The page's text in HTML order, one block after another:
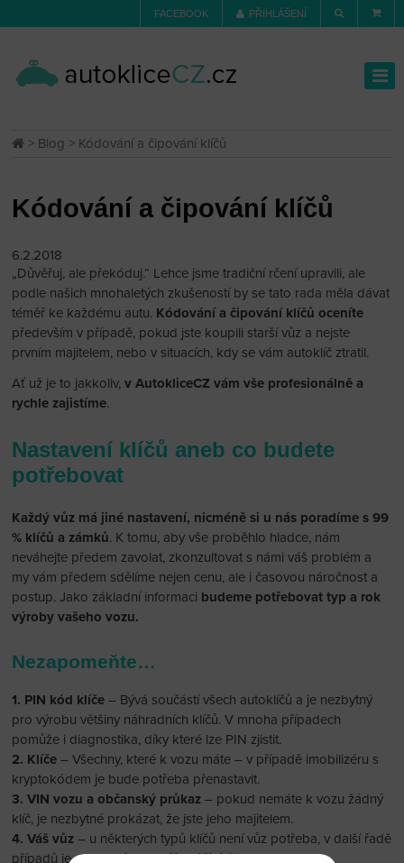
FACEBOOK PŘIHLÁŠENÍ
> Blog > Kódování a čipování klíčů
Kódování a čipování klíčů
6.2.2018
„Důvěřuj, ale překóduj.“ Lehce jsme tradiční rčení upravili, ale
podle našich mnohaletých zkušeností by se tato rada měla dávat
téměř ke každému autu. Kódování a čipování klíčů oceníte
především v případě, pokud jste koupili starší vůz a nejste
prvním majitelem, nebo v situacích, kdy se vám autoklíč ztratil.
Ať už je to jakkoliv, v AutokliceCZ vám vše profesionálně a
rychle zajistíme.
Nastavení klíčů aneb co budete
potřebovat
Každý vůz má jiné nastavení, nicméně si u nás poradíme s 99
% klíčů a zámků. K tomu, aby vše proběhlo hladce, nám
neváhejte předem zavolat, zkonzultovat s námi váš problém a
my vám předem sdělíme nejen cenu, ale i časovou náročnost a
postup. Jako základní informaci budeme potřebovat typ a rok
výroby vašeho vozu.
Nezapomeňte…
1. PIN kód klíče – Bývá součástí všech autoklíčů a je nezbytný
pro výrobu většiny náhradních klíčů. V mnoha případech
pomůže i diagnostika, díky které lze PIN zjistit.
2. Klíče – Všechny, které k vozu máte – v případě imobilizéru s
kryptokódem je bude potřeba přenastavit.
3. VIN vozu a občanský průkaz – pokud nemáte k vozu žádný
klíč, je nezbytné prokázat, že jste jeho majitelem.
4. Váš vůz – u některých typů klíčů není vůz potřeba, v další řadě
případů je nezbytný pro seřízení řídící jednotky.